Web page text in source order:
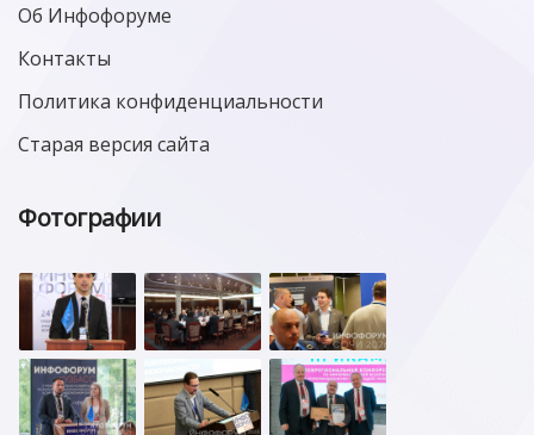
Об Инфофоруме
Контакты
Политика конфиденциальности
Старая версия сайта
Фотографии